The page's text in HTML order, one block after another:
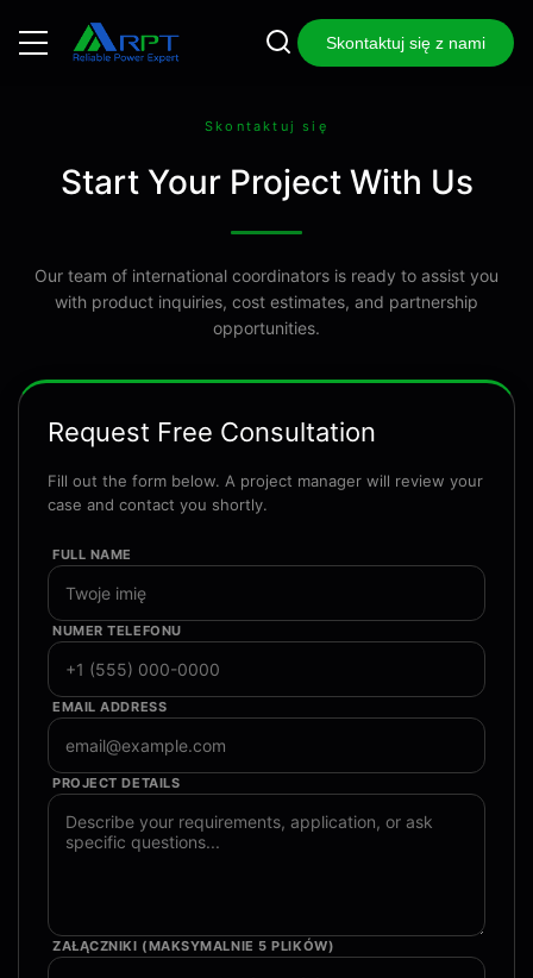
Skontaktuj się z nami
Skontaktuj się
Start Your Project With Us
Our team of international coordinators is ready to assist you
with product inquiries, cost estimates, and partnership
opportunities.
Request Free Consultation
Fill out the form below. A project manager will review your
case and contact you shortly.
FULL NAME
NUMER TELEFONU
EMAIL ADDRESS
PROJECT DETAILS
ZAŁĄCZNIKI (MAKSYMALNIE 5 PLIKÓW)